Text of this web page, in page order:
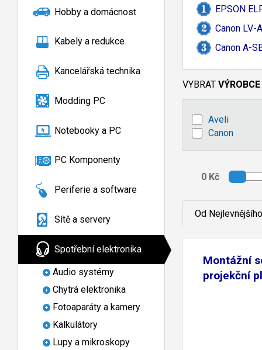
Hobby a domácnost
Kabely a redukce
Kancelářská technika
Modding PC
Notebooky a PC
PC Komponenty
Periferie a software
Sítě a servery
Spotřební elektronika
Audio systémy
Chytrá elektronika
Fotoaparáty a kamery
Kalkulátory
Lupy a mikroskopy
EPSON
Canon LV-
Canon A-
VYBRAT VÝROBCE
Aveli
Canon
Od Nejlevnějšího
Montážní
projekční